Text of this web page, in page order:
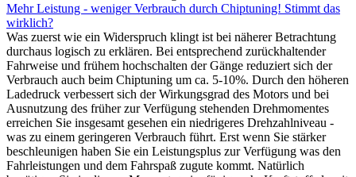
Mehr Leistung - weniger Verbrauch durch Chiptuning! Stimmt das
wirklich?
Was zuerst wie ein Widerspruch klingt ist bei näherer Betrachtung
durchaus logisch zu erklären. Bei entsprechend zurückhaltender
Fahrweise und frühem hochschalten der Gänge reduziert sich der
Verbrauch auch beim Chiptuning um ca. 5-10%. Durch den höheren
Ladedruck verbessert sich der Wirkungsgrad des Motors und bei
Ausnutzung des früher zur Verfügung stehenden Drehmomentes
erreichen Sie insgesamt gesehen ein niedrigeres Drehzahlniveau -
was zu einem geringeren Verbrauch führt. Erst wenn Sie stärker
beschleunigen haben Sie ein Leistungsplus zur Verfügung was den
Fahrleistungen und dem Fahrspaß zugute kommt. Natürlich